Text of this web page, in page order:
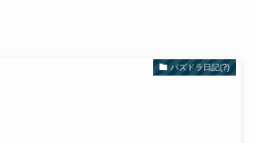
パズドラ日記(?)